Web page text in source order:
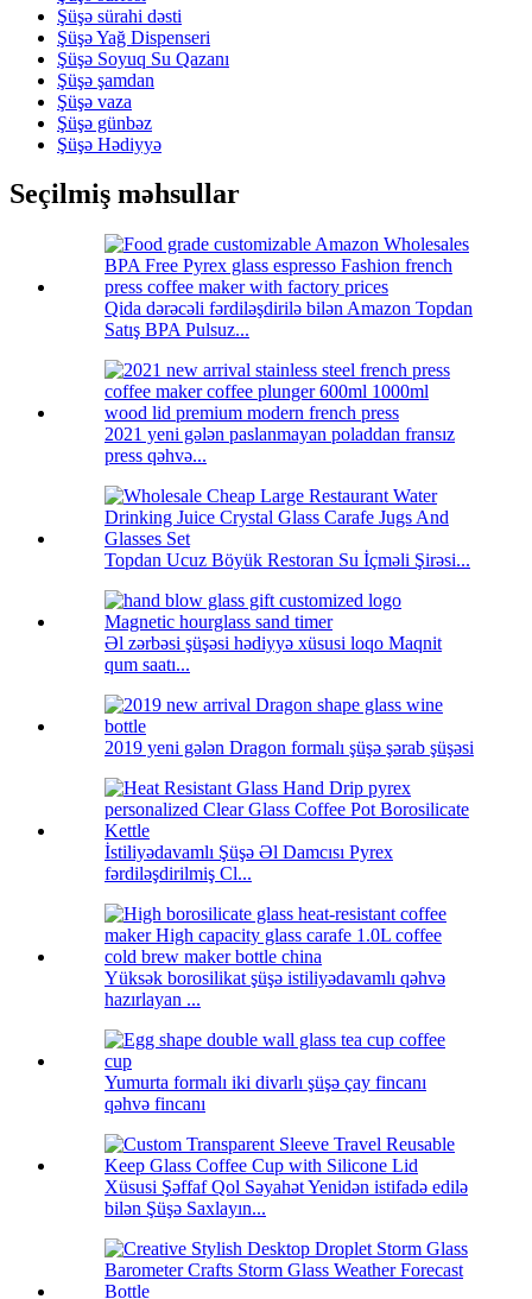
Şüşə sürahi dəsti
Şüşə Yağ Dispenseri
Şüşə Soyuq Su Qazanı
Şüşə şamdan
Şüşə vaza
Şüşə günbəz
Şüşə Hədiyyə
Seçilmiş məhsullar
Qida dərəcəli fərdiləşdirilə bilən Amazon Topdan
Satış BPA Pulsuz...
2021 yeni gələn paslanmayan poladdan fransız
press qəhvə...
Topdan Ucuz Böyük Restoran Su İçməli Şirəsi...
Əl zərbəsi şüşəsi hədiyyə xüsusi loqo Maqnit
qum saatı...
2019 yeni gələn Dragon formalı şüşə şərab şüşəsi
İstiliyədavamlı Şüşə Əl Damcısı Pyrex
fərdiləşdirilmiş Cl...
Yüksək borosilikat şüşə istiliyədavamlı qəhvə
hazırlayan ...
Yumurta formalı iki divarlı şüşə çay fincanı
qəhvə fincanı
Xüsusi Şəffaf Qol Səyahət Yenidən istifadə edilə
bilən Şüşə Saxlayın...